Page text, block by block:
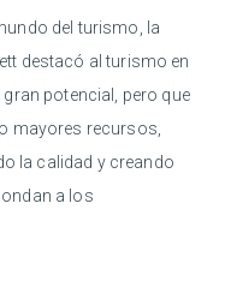
del turismo, la
destacó al turismo en
potencial, pero que
mayores recursos,
la calidad y creando
a los